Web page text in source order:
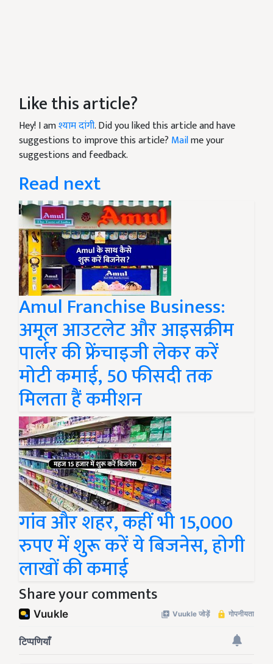
Like this article?
Hey! I amश्याम दांगी. Did you liked this article and have
suggestions to improve this article? Mailme your
suggestions and feedback.
Read next
Amul Franchise Business:
अमूल आउटलेट और आइसक्रीम
पार्लर की फ्रेंचाइजी लेकर करें
मोटी कमाई, 50 फीसदी तक
मिलता हैं कमीशन
गांव और शहर, कहीं भी 15,000
रुपए में शुरू करें ये बिजनेस, होगी
लाखों की कमाई
Share your comments